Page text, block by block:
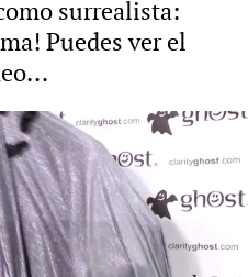
surrealista:
Puedes ver el
nueva novia,
mantener en el
el verdadero estado
Julio Iglesias, tras las